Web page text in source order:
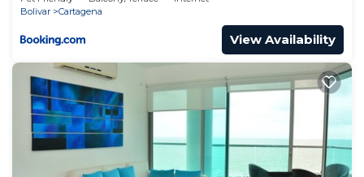
Bolivar
Cartagena
View Availability